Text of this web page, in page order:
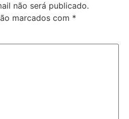
não será publicado.
marcados com *